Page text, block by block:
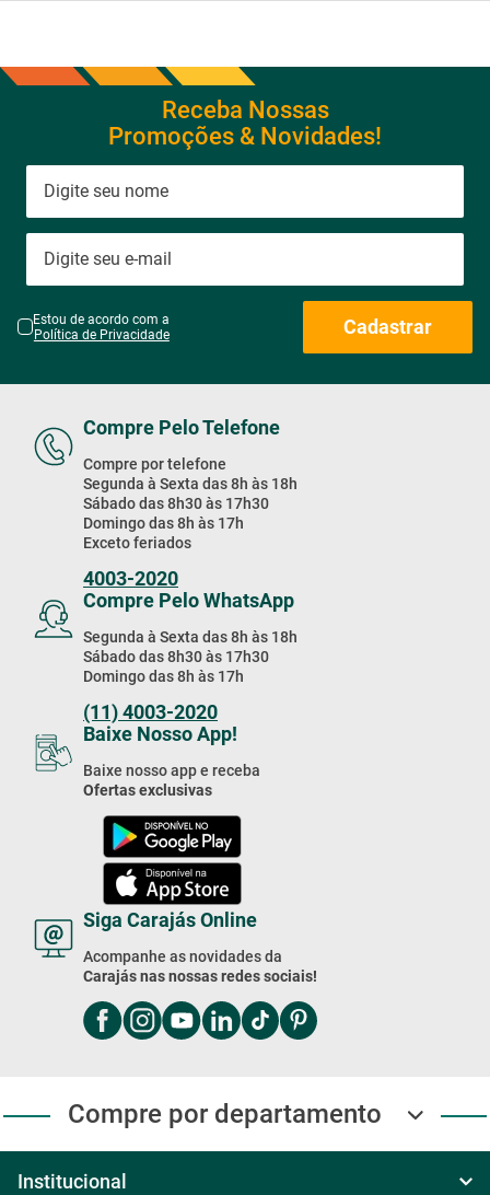
Receba Nossas
Promoções & Novidades!
Estou de acordo com a
Política de Privacidade
Cadastrar
Compre Pelo Telefone
Compre por telefone
Segunda à Sexta das 8h às 18h
Sábado das 8h30 às 17h30
Domingo das 8h às 17h
Exceto feriados
4003-2020
Compre Pelo WhatsApp
Segunda à Sexta das 8h às 18h
Sábado das 8h30 às 17h30
Domingo das 8h às 17h
(11) 4003-2020
Baixe Nosso App!
Baixe nosso app e receba
Ofertas exclusivas
Siga Carajás Online
Acompanhe as novidades da
Carajás nas nossas redes sociais!
Compre por departamento
Institucional